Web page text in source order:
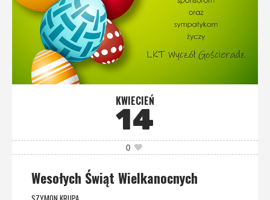
KWIECIEŃ
14
0
Wesołych Świąt Wielkanocnych